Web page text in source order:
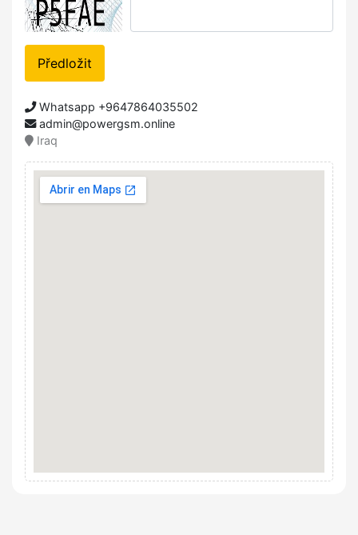
Předložit
Whatsapp +9647864035502
admin@powergsm.online
Iraq